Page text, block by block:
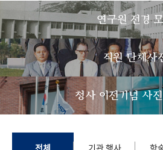
간행물 변천사
기록물 아카이브
사진 아카이브 문서 기록물 행정
50+1 주년 기념
성과 50선 숫자로 보는 50년
세계와 함께 한 KIHASA
연구원 전경
직원 단체사
청사 이전기념 사